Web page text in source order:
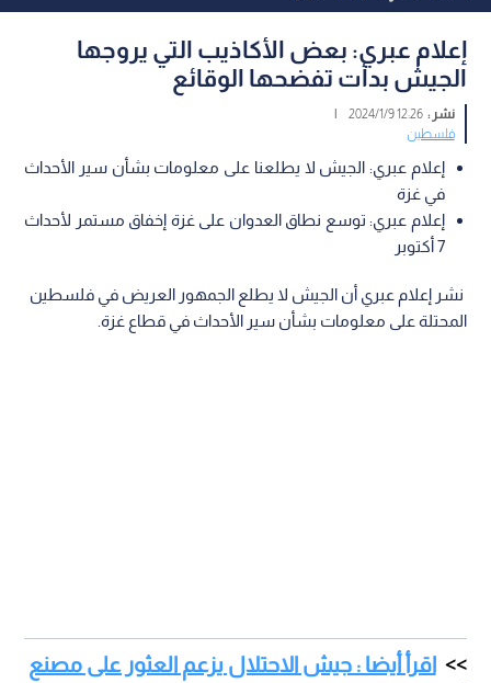
إعلام عبري: بعض الأكاذيب التي يروجها
الجيش بدأت تفضحها الوقائع
نشر :12:26 2024/1/9
|
فلسطين
إعلام عبري: الجيش لا يطلعنا على معلومات بشأن سير الأحداث
في غزة
إعلام عبري: توسع نطاق العدوان على غزة إخفاق مستمر لأحداث
7 أكتوبر
نشر إعلام عبري أن الجيش لا يطلع الجمهور العريض في فلسطين
المحتلة على معلومات بشأن سير الأحداث في قطاع غزة.
اقرأ أيضا : جيش الاحتلال يزعم العثور على مصنع